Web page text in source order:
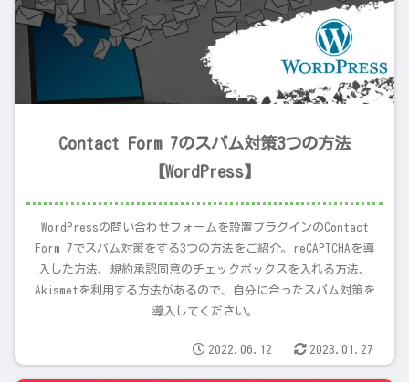
Contact Form 7のスパム対策3つの方法
【WordPress】
WordPressの問い合わせフォームを設置プラグインのContact
Form 7でスパム対策をする3つの方法をご紹介。reCAPTCHAを導
入した方法、規約承認同意のチェックボックスを入れる方法、
Akismetを利用する方法があるので、自分に合ったスパム対策を
導入してください。
2022.06.12 2023.01.27